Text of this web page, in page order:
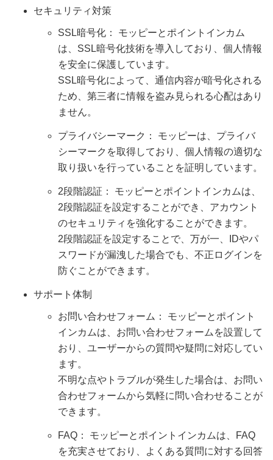
セキュリティ対策
SSL暗号化： モッピーとポイントインカム
は、SSL暗号化技術を導入しており、個人情報
を安全に保護しています。
SSL暗号化によって、通信内容が暗号化される
ため、第三者に情報を盗み見られる心配はあり
ません。
プライバシーマーク： モッピーは、プライバ
シーマークを取得しており、個人情報の適切な
取り扱いを行っていることを証明しています。
2段階認証： モッピーとポイントインカムは、
2段階認証を設定することができ、アカウント
のセキュリティを強化することができます。
2段階認証を設定することで、万が一、IDやパ
スワードが漏洩した場合でも、不正ログインを
防ぐことができます。
サポート体制
お問い合わせフォーム： モッピーとポイント
インカムは、お問い合わせフォームを設置して
おり、ユーザーからの質問や疑問に対応してい
ます。
不明な点やトラブルが発生した場合は、お問い
合わせフォームから気軽に問い合わせることが
できます。
FAQ： モッピーとポイントインカムは、FAQ
を充実させており、よくある質問に対する回答